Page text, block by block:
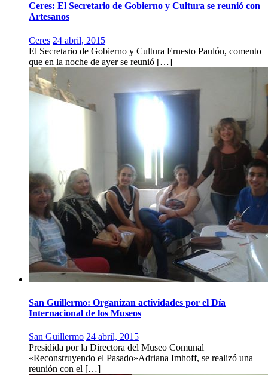
Ceres: El Secretario de Gobierno y Cultura se reunió con
Artesanos
Ceres 24 abril, 2015
El Secretario de Gobierno y Cultura Ernesto Paulón, comento
que en la noche de ayer se reunió […]
San Guillermo: Organizan actividades por el Día
Internacional de los Museos
San Guillermo 24 abril, 2015
Presidida por la Directora del Museo Comunal
«Reconstruyendo el Pasado»Adriana Imhoff, se realizó una
reunión con el […]